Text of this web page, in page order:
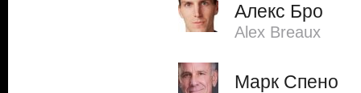
Алекс Бро
Alex Breaux
Марк Спено